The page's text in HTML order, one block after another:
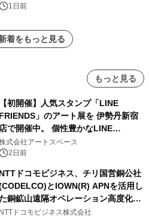
1日前
着をもっと見る
もっと見る
【初開催】人気スタンプ「LINE
FRIENDS」のアート展を 伊勢丹新宿
店で開催中。 個性豊かなLINE
の仲間たちが インテリアア
トとして新たな魅力を発信。
式会社アートスペース
2日前
NTTドコモビジネス、チリ国営銅公社
とIOWN(R) APNを活用し
銅鉱山遠隔オペレーション高度化に
向けた調査・実証を開始
NTTドコモビジネス株式会社